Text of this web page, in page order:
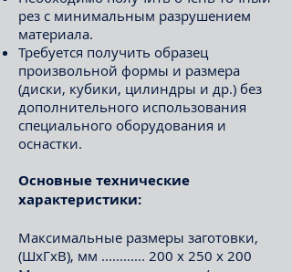
рез с минимальным разрушением
материала.
Требуется получить образец
произвольной формы и размера
(диски, кубики, цилиндры и др.) без
дополнительного использования
специального оборудования и
оснастки.
Основные технические
характеристики:
Максимальные размеры заготовки,
(ШхГхВ), мм ............ 200 х 250 х 200